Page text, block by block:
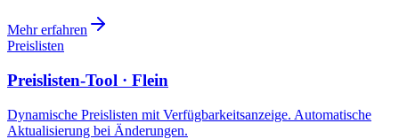
Mehr erfahren
Preislisten
Preislisten-Tool · Flein
Dynamische Preislisten mit Verfügbarkeitsanzeige. Automatische
Aktualisierung bei Änderungen.